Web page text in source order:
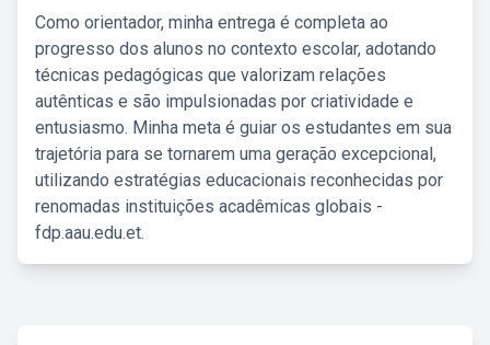
Como orientador, minha entrega é completa ao
progresso dos alunos no contexto escolar, adotando
técnicas pedagógicas que valorizam relações
autênticas e são impulsionadas por criatividade e
entusiasmo. Minha meta é guiar os estudantes em sua
trajetória para se tornarem uma geração excepcional,
utilizando estratégias educacionais reconhecidas por
renomadas instituições acadêmicas globais -
fdp.aau.edu.et.